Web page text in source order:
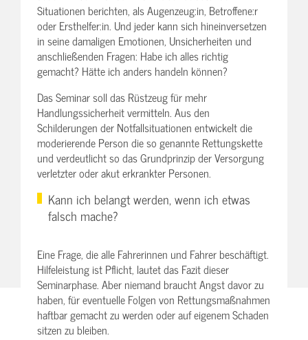
Situationen berichten, als Augenzeug:in, Betroffene:r
oder Ersthelfer:in. Und jeder kann sich hineinversetzen
in seine damaligen Emotionen, Unsicherheiten und
anschließenden Fragen: Habe ich alles richtig
gemacht? Hätte ich anders handeln können?
Das Seminar soll das Rüstzeug für mehr
Handlungssicherheit vermitteln. Aus den
Schilderungen der Notfallsituationen entwickelt die
moderierende Person die so genannte Rettungskette
und verdeutlicht so das Grundprinzip der Versorgung
verletzter oder akut erkrankter Personen.
Kann ich belangt werden, wenn ich etwas
falsch mache?
Eine Frage, die alle Fahrerinnen und Fahrer beschäftigt.
Hilfeleistung ist Pflicht, lautet das Fazit dieser
Seminarphase. Aber niemand braucht Angst davor zu
haben, für eventuelle Folgen von Rettungsmaßnahmen
haftbar gemacht zu werden oder auf eigenem Schaden
sitzen zu bleiben.